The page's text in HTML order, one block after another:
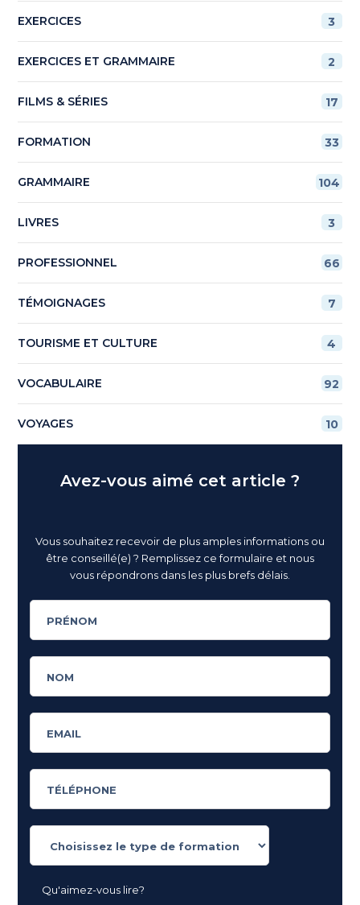
EXERCICES 3
EXERCICES ET GRAMMAIRE 2
FILMS & SÉRIES 17
FORMATION 33
GRAMMAIRE 104
LIVRES 3
PROFESSIONNEL 66
TÉMOIGNAGES 7
TOURISME ET CULTURE 4
VOCABULAIRE 92
VOYAGES 10
Avez-vous aimé cet article ?
Vous souhaitez recevoir de plus amples informations ou
être conseillé(e) ? Remplissez ce formulaire et nous
vous répondrons dans les plus brefs délais.
Qu'aimez-vous lire?